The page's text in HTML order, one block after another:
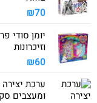
₪70
יומן סודי
וזיכרונות
₪60
ערכת
ומעצבים